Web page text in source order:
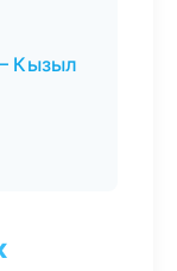
Кызыл